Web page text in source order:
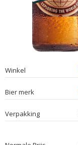
Winkel
Bier merk
Verpakking